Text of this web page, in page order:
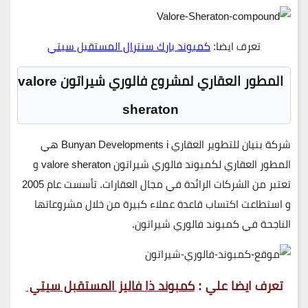
تعرف ايضا:كمبوند بارك سنترال المستقبل سيتي
المطور العقاري لمشروع فالوري شيراتون valore
sheraton
شركة بنيان للتطوير العقاري Bunyan Developments i هي
المطور العقاري لكمبوند فالوري شيراتون valore sheraton و
تعتبر من الشركات الرائدة في مجال العقارات. تأسست عام 2005
و استطاعت اكتساب قاعدة عملاء كبيرة من خلال مشروعاتها
الناجحة في كمبوند فالوري شيراتون.
تعرف ايضا علي :كمبوند ذا فاليز المستقبل سيتي